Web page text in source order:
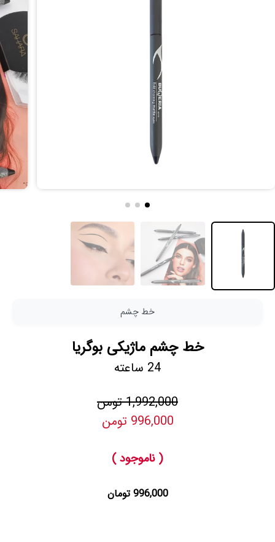
خط چشم
خط چشم ماژیکی بوگریا
24 ساعته
1,992,000 تومن
996,000 تومن
( ناموجود )
996,000 تومان